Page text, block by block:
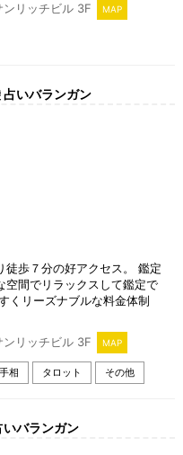
リッチビル 3F
MAP
いバランガン
徒歩７分の好アクセス。 鑑定
空間でリラックスして鑑定で
くリーズナブルな料金体制
リッチビル 3F
MAP
手相 タロット その他
いバランガン